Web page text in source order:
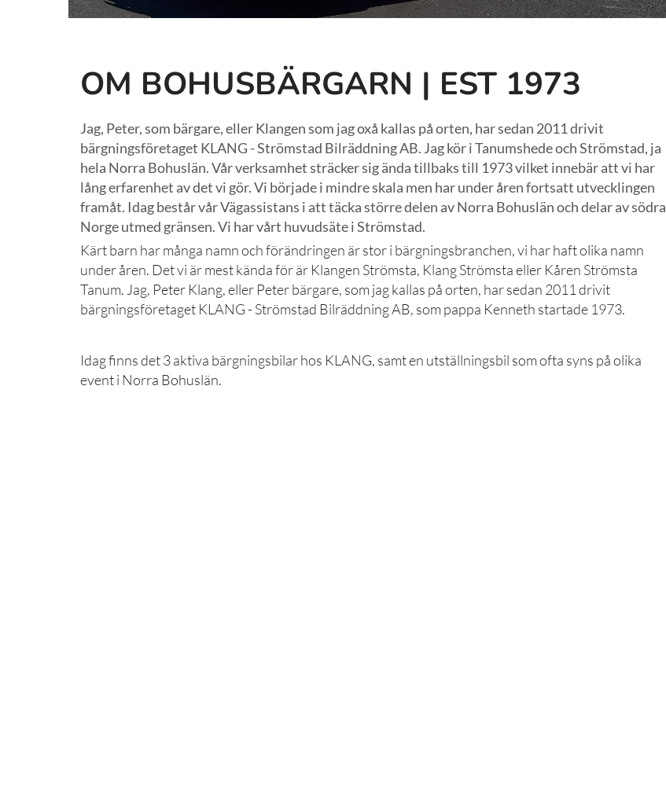
OM BOHUSBÄRGARN | EST 1973
Jag, Peter, som bärgare, eller Klangen som jag oxå kallas på orten, har sedan 2011 drivit
bärgningsföretaget KLANG - Strömstad Bilräddning AB. Jag kör i Tanumshede och Strömstad, ja
hela Norra Bohuslän. Vår verksamhet sträcker sig ända tillbaks till 1973 vilket innebär att vi har
lång erfarenhet av det vi gör. Vi började i mindre skala men har under åren fortsatt utvecklingen
framåt. Idag består vår Vägassistans i att täcka större delen av Norra Bohuslän och delar av södra
Norge utmed gränsen. Vi har vårt huvudsäte i Strömstad.
Kärt barn har många namn och förändringen är stor i bärgningsbranchen, vi har haft olika namn
under åren. Det vi är mest kända för är Klangen Strömsta, Klang Strömsta eller Kåren Strömsta
Tanum. Jag, Peter Klang, eller Peter bärgare, som jag kallas på orten, har sedan 2011 drivit
bärgningsföretaget KLANG - Strömstad Bilräddning AB, som pappa Kenneth startade 1973.
Idag finns det 3 aktiva bärgningsbilar hos KLANG, samt en utställningsbil som ofta syns på olika
event i Norra Bohuslän.